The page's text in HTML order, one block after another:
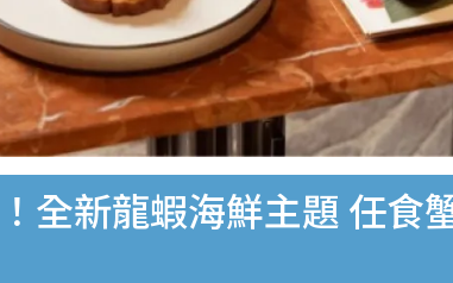
全新龍蝦海鮮主題 任